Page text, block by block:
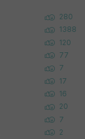
280
1388
120
77
7
17
16
20
7
2